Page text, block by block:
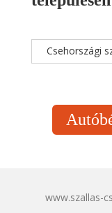
Csehországi
www.szallas-